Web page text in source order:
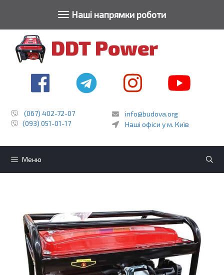
до
контенту
(067) 402-72-07
(093) 051-01-17
info@budova.org
Наші офіси у м. Київ
Меню
Наші напрямки роботиToggle